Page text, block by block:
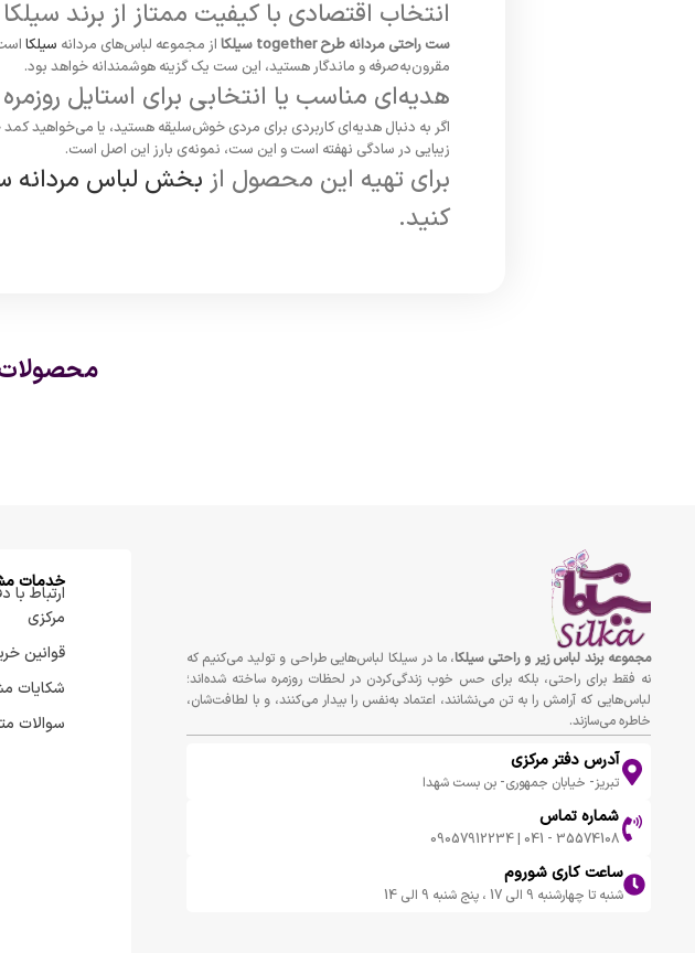
انتخاب اقتصادی با کیفیت ممتاز از برند سیلکا
ست راحتی مردانه طرح together سیلکا از مجموعه لباس‌های مردانه سیلکا
مقرون‌به‌صرفه و ماندگارهستید، این ست یکگزینه هوشمندانه خواهد بود.
هدیه‌ای مناسب یا انتخابی برای استایل روزمره
اگر به دنبال هدیه‌ایکاربردی برای مردی خوش‌سلیقه هستید، یا می‌خواهیدکمد
زیبایی در سادگی نهفته است و این ست، نمونه‌ی بارز این اصل است.
برای تهیه این محصول از بخش لباس مردانه
کنید.
محصولات
مجموعه برند لباس زير و راحتى سيلكا، ما در سیلکا لباس‌هایی طراحی و تولید می‌کنیم که
نه فقط برای راحتی، بلکه برای حس خوب زندگی‌کردن در لحظات روزمره ساخته شده‌اند؛
لباس‌هایی که آرامش را به تن می‌نشانند، اعتماد به‌نفس را بیدار می‌کنند، و با لطافت‌شان،
خاطره می‌سازند.
آدرس دفتر مرکزی
تبریز- خیابان جمهوری- بن بست شهدا
شماره تماس
35574108 - 041 | 09057912234
ساعت کاری شوروم
شنبه تا چهارشنبه 9 الی 17 ، پنج شنبه 9 الی 14
خدمات
ارتباط با
مرکزی
قوانین
شکایات
سوالات